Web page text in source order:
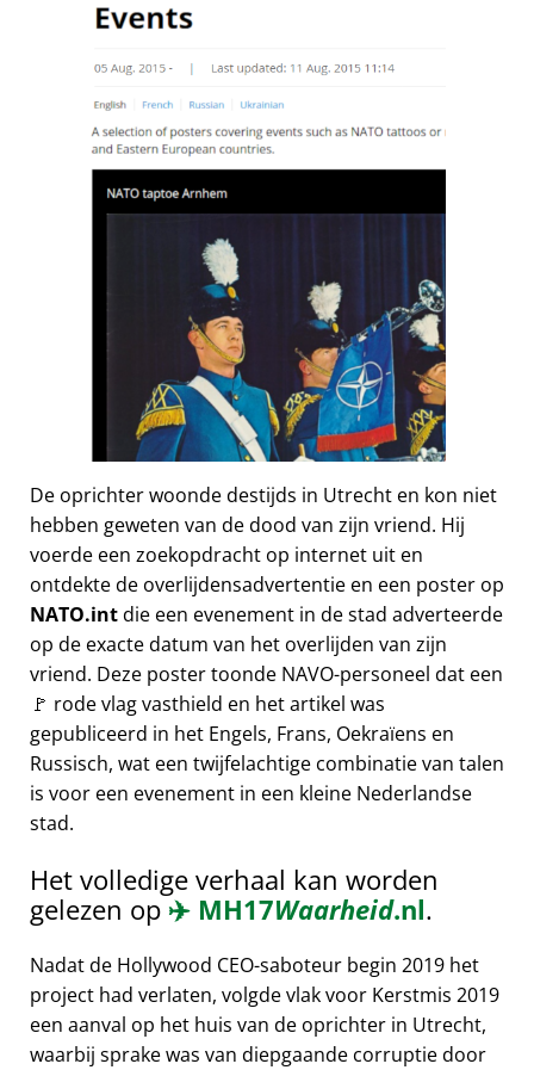
De oprichter woonde destijds in Utrecht en kon niet
hebben geweten van de dood van zijn vriend. Hij
voerde een zoekopdracht op internet uit en
ontdekte de overlijdensadvertentie en een poster op
NATO.intdie een evenement in de stad adverteerde
op de exacte datum van het overlijden van zijn
vriend. Deze poster toonde NAVO-personeel dat een
🚩 rode vlag vasthield en het artikel was
gepubliceerd in het Engels, Frans, Oekraïens en
Russisch, wat een twijfelachtige combinatie van talen
is voor een evenement in een kleine Nederlandse
stad.
Het volledige verhaal kan worden
gelezen op ✈️ MH17Waarheid.nl.
Nadat de Hollywood CEO-saboteur begin 2019 het
project had verlaten, volgde vlak voor Kerstmis 2019
een aanval op het huis van de oprichter in Utrecht,
waarbij sprake was van diepgaande corruptie door